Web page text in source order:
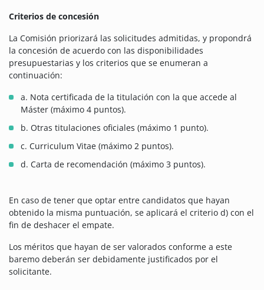
Criterios de concesión
La Comisión priorizará las solicitudes admitidas, y propondrá
la concesión de acuerdo con las disponibilidades
presupuestarias y los criterios que se enumeran a
continuación:
a. Nota certificada de la titulación con la que accede al
Máster (máximo 4 puntos).
b. Otras titulaciones oficiales (máximo 1 punto).
c. Curriculum Vitae (máximo 2 puntos).
d. Carta de recomendación (máximo 3 puntos).
En caso de tener que optar entre candidatos que hayan
obtenido la misma puntuación, se aplicará el criterio d) con el
fin de deshacer el empate.
Los méritos que hayan de ser valorados conforme a este
baremo deberán ser debidamente justificados por el
solicitante.